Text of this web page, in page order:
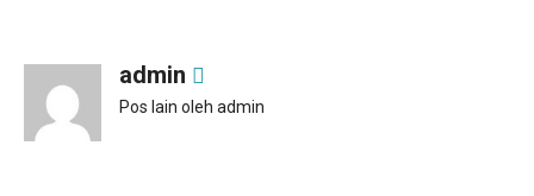
admin
Pos lain oleh admin